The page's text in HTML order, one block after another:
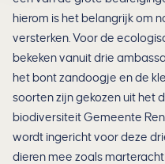
hierom is het belangrijk om
versterken. Voor de
bekeken vanuit drie
het bont zandoogje en de
soorten zijn gekozen uit het
biodiversiteit Gemeente
wordt ingericht voor deze
dieren mee zoals